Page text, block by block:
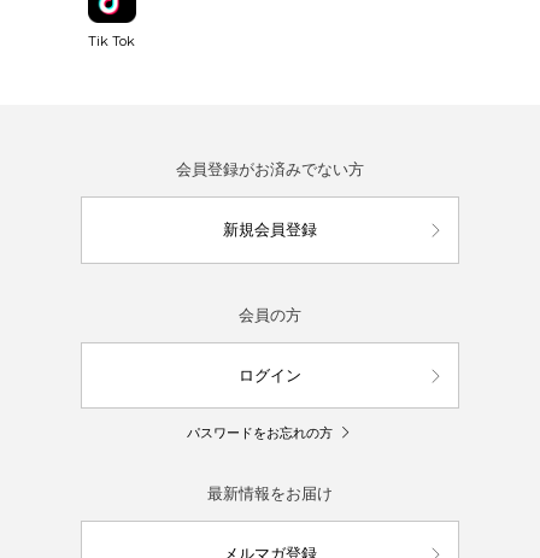
Tik Tok
会員登録がお済みでない方
新規会員登録
会員の方
ログイン
パスワードをお忘れの方
最新情報をお届け
メルマガ登録